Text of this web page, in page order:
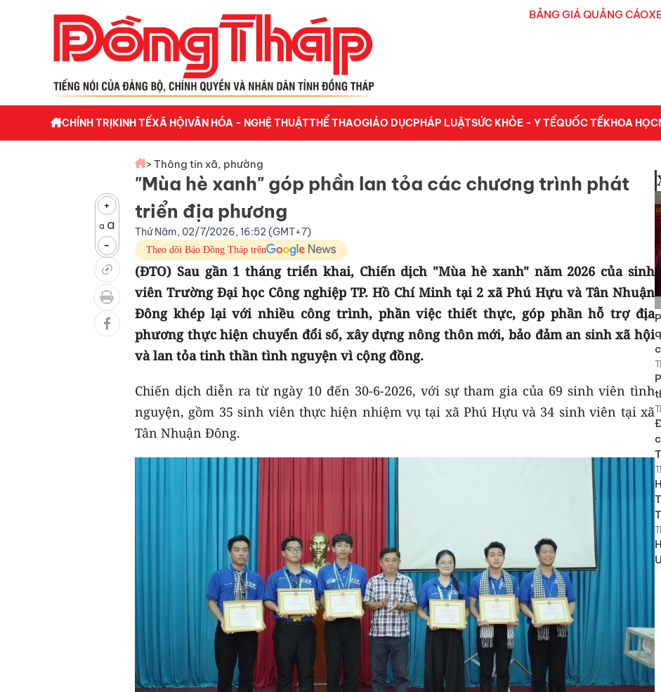
BẢNG GIÁ QUẢNG CÁO
CHÍNH TRỊKINH TẾXÃ HỘIVĂN HÓA - NGHỆ THUẬTTHỂ THAOGIÁO DỤCPHÁP LUẬTSỨC KHỎE - Y TẾQUỐC TẾKHOA HỌC
+
a a
-
> Thông tin xã, phường
"Mùa hè xanh" góp phần lan tỏa các chương trình phát
triển địa phương
Thứ Năm, 02/7/2026, 16:52 (GMT+7)
Theo dõi Báo Đồng Tháp trên
(ĐTO) Sau gần 1 tháng triển khai, Chiến dịch "Mùa hè xanh" năm 2026 của sinh
viên Trường Đại học Công nghiệp TP. Hồ Chí Minh tại 2 xã Phú Hựu và Tân Nhuận
Đông khép lại với nhiều công trình, phần việc thiết thực, góp phần hỗ trợ địa
phương thực hiện chuyển đổi số, xây dựng nông thôn mới, bảo đảm an sinh xã hội
và lan tỏa tinh thần tình nguyện vì cộng đồng.
Chiến dịch diễn ra từ ngày 10 đến 30-6-2026, với sự tham gia của 69 sinh viên tình
nguyện, gồm 35 sinh viên thực hiện nhiệm vụ tại xã Phú Hựu và 34 sinh viên tại xã
Tân Nhuận Đông.